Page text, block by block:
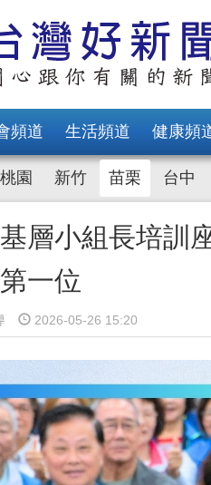
頻道 生活頻道 健康頻
桃園 新竹 苗栗 台中
層小組長培
一位
2026-05-26 15:20